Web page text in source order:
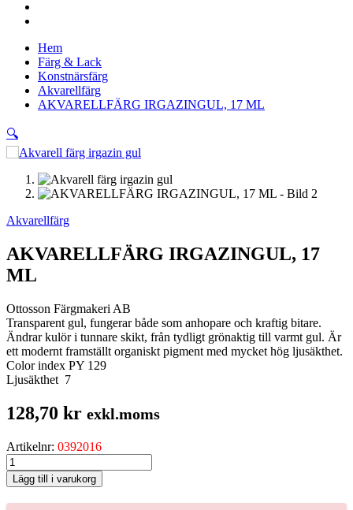
Hem
Färg & Lack
Konstnärsfärg
Akvarellfärg
AKVARELLFÄRG IRGAZINGUL, 17 ML
🔍
Akvarellfärg
AKVARELLFÄRG IRGAZINGUL, 17
ML
Ottosson Färgmakeri AB
Transparent gul, fungerar både som anhopare och kraftig bitare.
Ändrar kulör i tunnare skikt, från tydligt grönaktig till varmt gul. Är
ett modernt framställt organiskt pigment med mycket hög ljusäkthet.
Color index PY 129
Ljusäkthet 7
128,70 kr exkl.moms
Artikelnr: 0392016
AKVARELLFÄRG
IRGAZINGUL,
17
ML
Lägg till i varukorg